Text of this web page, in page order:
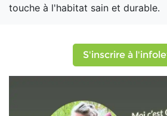
touche à l'habitat sain et durable.
S'inscrire à